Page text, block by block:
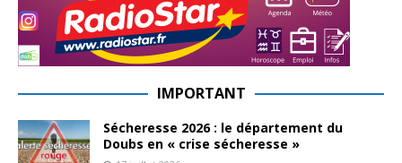
IMPORTANT
Sécheresse 2026 : le département du
Doubs en « crise sécheresse »